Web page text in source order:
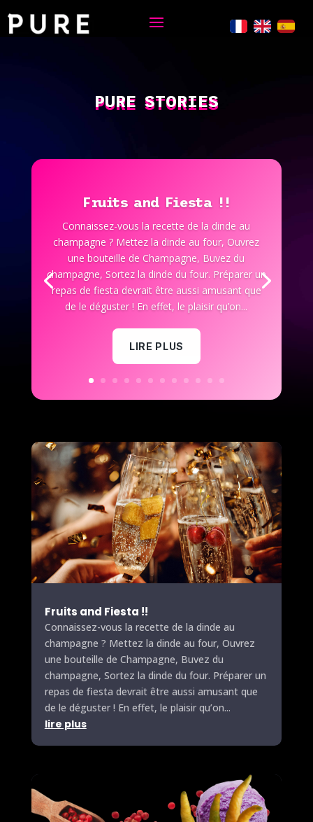
PURE STORIES
Fruitsand Fiesta !!
Connaissez-vous la recette de la dinde au
champagne ? Mettez la dinde au four, Ouvrez
une bouteille de Champagne, Buvez du
champagne, Sortez la dinde du four. Préparer un
repas de fiesta devrait être aussi amusant que
de le déguster ! En effet, le plaisir qu’on...
LIRE PLUS
Fruits and Fiesta !!
Connaissez-vous la recette de la dinde au
champagne ? Mettez la dinde au four, Ouvrez
une bouteille de Champagne, Buvez du
champagne, Sortez la dinde du four. Préparer un
repas de fiesta devrait être aussi amusant que
de le déguster ! En effet, le plaisir qu’on...
lire plus